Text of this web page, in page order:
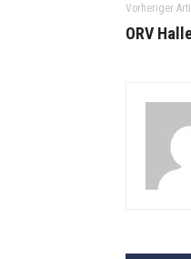
Vorheriger
ORV